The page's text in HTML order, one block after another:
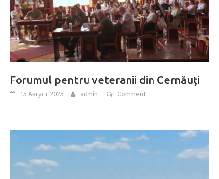
Forumul pentru veteranii din Cernăuți
15 Август 2025 admin Comment